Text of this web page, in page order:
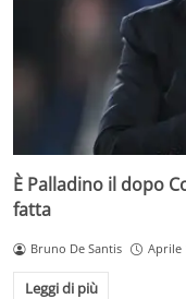
È Palladino il dopo
fatta
Bruno De Santis Aprile
Leggi di più